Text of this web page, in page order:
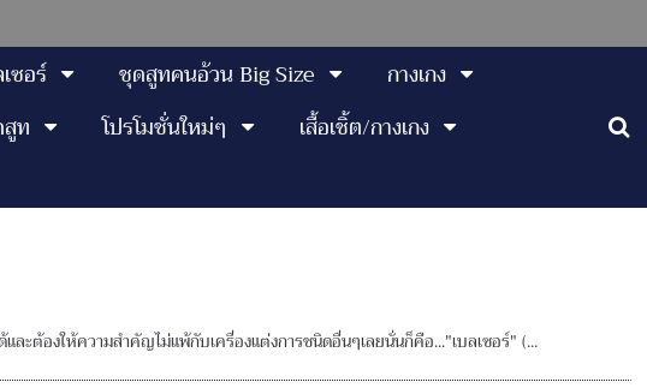
ซอร์ ชุดสูทคนอ้วน Big Size
กางเกง
ท โปรโมชั่นใหม่ๆ
เสื้อเชิ้ต/กางเกง
ละต้องให้ความสำคัญไม่แพ้กับเครื่องแต่งการชนิดอื่นๆเลยนั่นก็คือ..."เบลเซอร์" (...